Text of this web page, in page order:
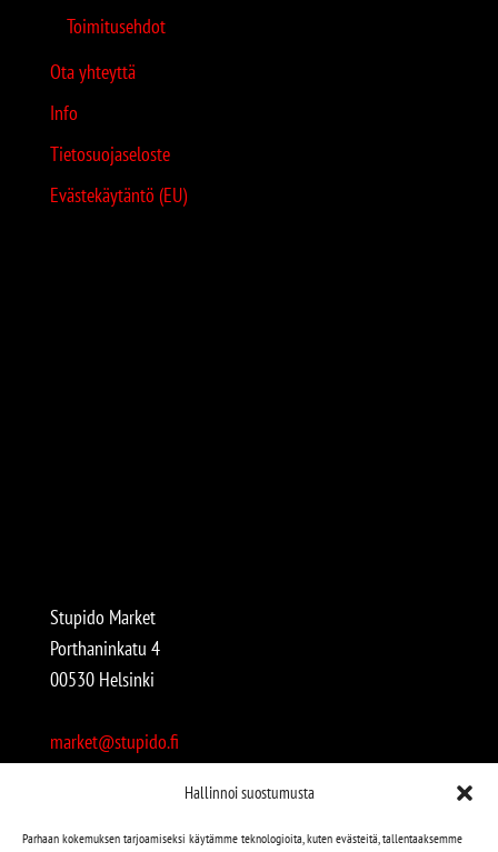
Hallinnoi suostumusta
Parhaan kokemuksen tarjoamiseksi käytämme teknologioita, kuten evästeitä, tallentaaksemme
Toimitusehdot
Ota yhteyttä
Info
Tietosuojaseloste
Evästekäytäntö (EU)
Stupido Market
Porthaninkatu 4
00530 Helsinki
market@stupido.fi
Avoinna: